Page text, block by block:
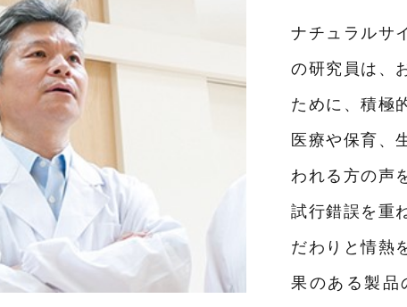
ナチュラルサ
の研究員は、
ために、積極
医療や保育、
われる方の声
試行錯誤を重
だわりと情熱
果のある製品